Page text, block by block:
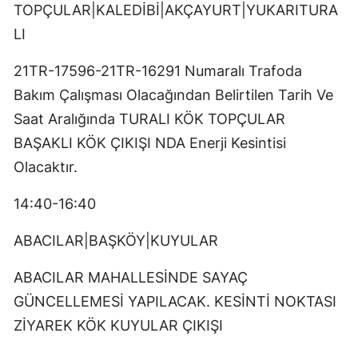
TOPÇULAR|KALEDİBİ|AKÇAYURT|YUKARITURA
LI
21TR-17596-21TR-16291 Numaralı Trafoda
Bakım Çalışması Olacağından Belirtilen Tarih Ve
Saat Aralığında TURALI KÖK TOPÇULAR
BAŞAKLI KÖK ÇIKIŞI NDA Enerji Kesintisi
Olacaktır.
14:40-16:40
ABACILAR|BAŞKÖY|KUYULAR
ABACILAR MAHALLESİNDE SAYAÇ
GÜNCELLEMESİ YAPILACAK. KESİNTİ NOKTASI
ZİYAREK KÖK KUYULAR ÇIKIŞI